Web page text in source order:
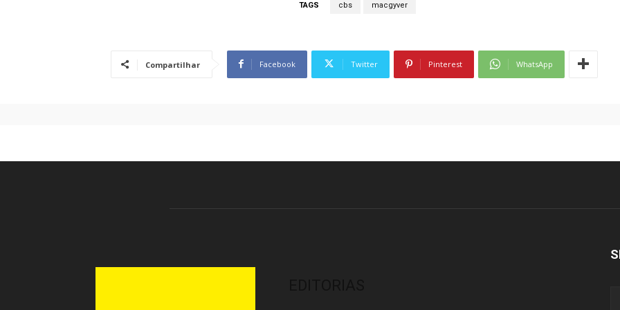
TAGS cbs macgyver
Compartilhar Facebook Twitter Pinterest WhatsApp